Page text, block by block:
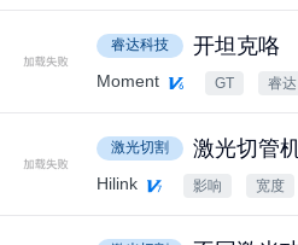
睿达科技 开坦克咯
Moment GT 睿达
激光切割 激光切管
Hilink 影响 宽度